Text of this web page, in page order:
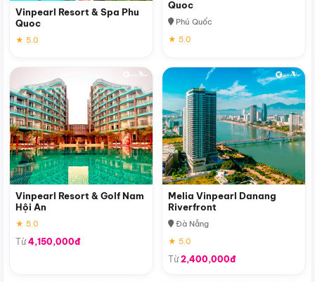
Vinpearl Resort & Spa Phu
Quoc
★ 5.0
Quoc
Phú Quốc
★ 5.0
Vinpearl Resort & Golf Nam
Hội An
★ 5.0
Từ4,150,000đ
Melia Vinpearl Danang
Riverfront
Đà Nẵng
★ 5.0
Từ2,400,000đ